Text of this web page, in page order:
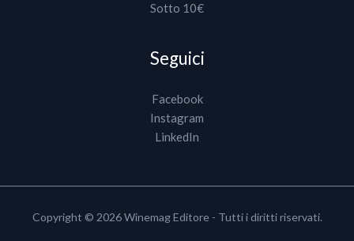
Sotto 10€
Seguici
Facebook
Instagram
LinkedIn
Copyright © 2026 Winemag Editore - Tutti i diritti riservati.